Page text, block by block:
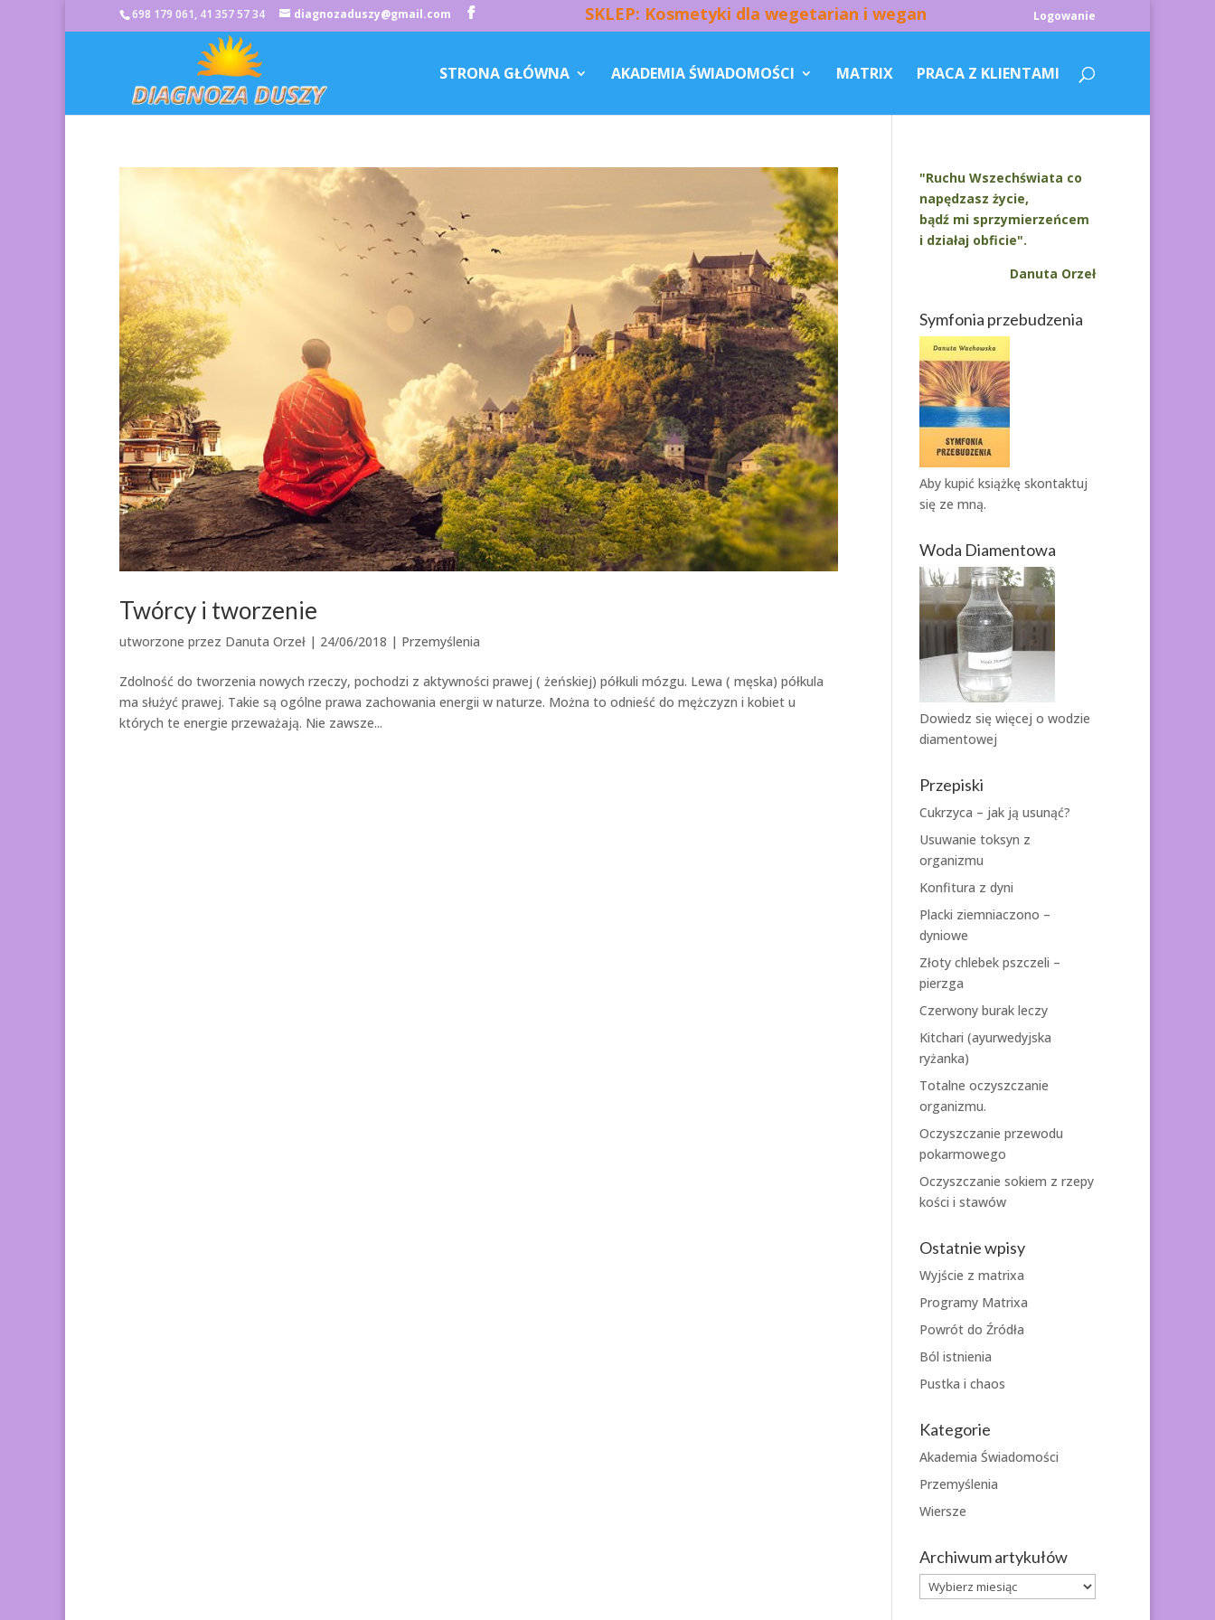
698 179 061, 41 357 57 34 diagnozaduszy@gmail.com SKLEP: Kosmetyki dla wegetarian i wegan Logowanie
STRONA GŁÓWNA AKADEMIA ŚWIADOMOŚCI MATRIX PRACA Z KLIENTAMI
Twórcy i tworzenie
utworzone przez Danuta Orzeł | 24/06/2018 | Przemyślenia
Zdolność do tworzenia nowych rzeczy, pochodzi z aktywności prawej ( żeńskiej) półkuli mózgu. Lewa ( męska) półkula
ma służyć prawej. Takie są ogólne prawa zachowania energii w naturze. Można to odnieść do mężczyzn i kobiet u
których te energie przeważają. Nie zawsze...
"Ruchu Wszechświata co
napędzasz życie,
bądź mi sprzymierzeńcem
i działaj obficie".
Danuta Orzeł
Symfonia przebudzenia
Aby kupić książkę skontaktuj
się ze mną.
Woda Diamentowa
Dowiedz się więcej o wodzie
diamentowej
Przepiski
Cukrzyca – jak ją usunąć?
Usuwanie toksyn z
organizmu
Konfitura z dyni
Placki ziemniaczono –
dyniowe
Złoty chlebek pszczeli –
pierzga
Czerwony burak leczy
Kitchari (ayurwedyjska
ryżanka)
Totalne oczyszczanie
organizmu.
Oczyszczanie przewodu
pokarmowego
Oczyszczanie sokiem z rzepy
kości i stawów
Ostatnie wpisy
Wyjście z matrixa
Programy Matrixa
Powrót do Źródła
Ból istnienia
Pustka i chaos
Kategorie
Akademia Świadomości
Przemyślenia
Wiersze
Archiwum artykułów
Archiwum
artykułów